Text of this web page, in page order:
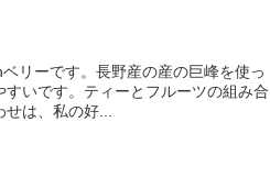
リーです。長野産の産の巨峰を使っ
いです。ティーとフルーツの組み合
せは、私の好...